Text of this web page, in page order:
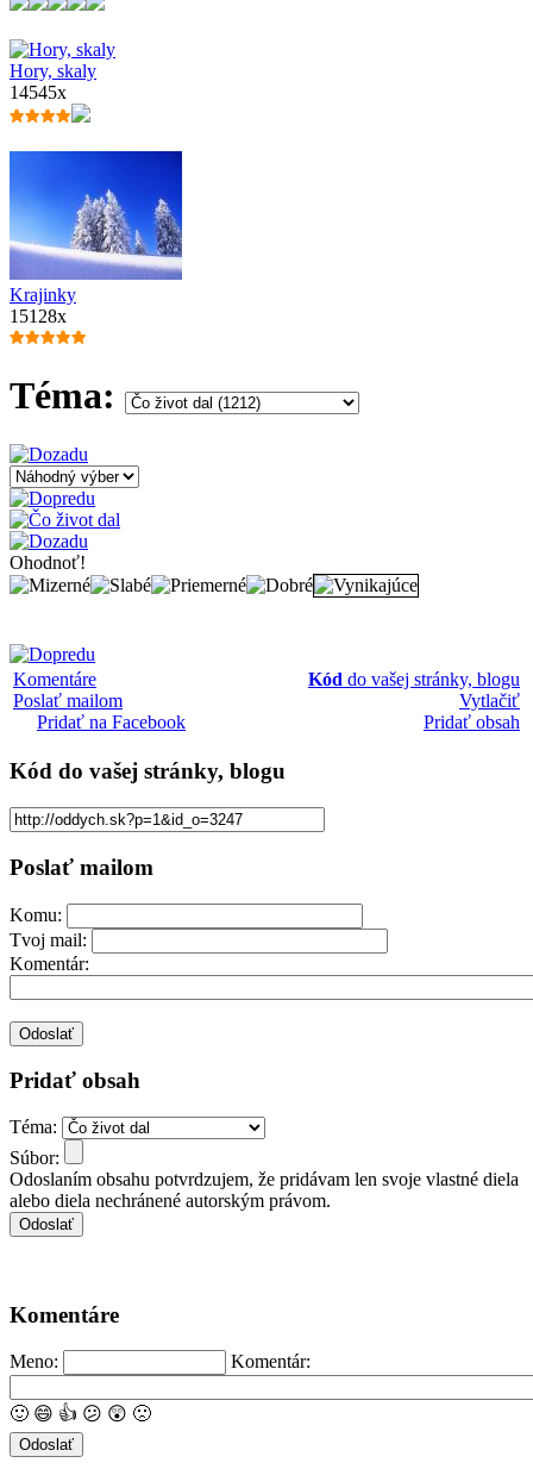
Hory, skaly
14545x
Krajinky
15128x
Téma:
Ohodnoť!
Komentáre
Poslať mailom
Pridať na Facebook
Kód do vašej stránky, blogu
Vytlačiť
Pridať obsah
Kód do vašej stránky, blogu
Poslať mailom
Komu:
Tvoj mail:
Komentár:
Pridať obsah
Téma:
Súbor:
Odoslaním obsahu potvrdzujem, že pridávam len svoje vlastné diela
alebo diela nechránené autorským právom.
Komentáre
Meno: Komentár:
🙂 😄 👍 😕 😲 🙁